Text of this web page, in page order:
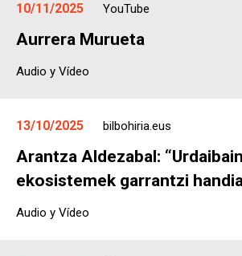
10/11/2025 YouTube
Aurrera Murueta
Audio y Vídeo
13/10/2025 bilbohiria.eus
Arantza Aldezabal:
ekosistemek garrantzi
Audio y Vídeo